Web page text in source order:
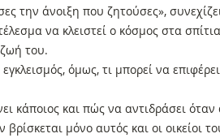
την άνοιξη που ζητούσες»,
να κλειστεί ο κόσμος στα
του.
όμως, τι μπορεί να
κάποιος και πώς να αντιδράσει όταν
βρίσκεται μόνο αυτός και οι οικείοι